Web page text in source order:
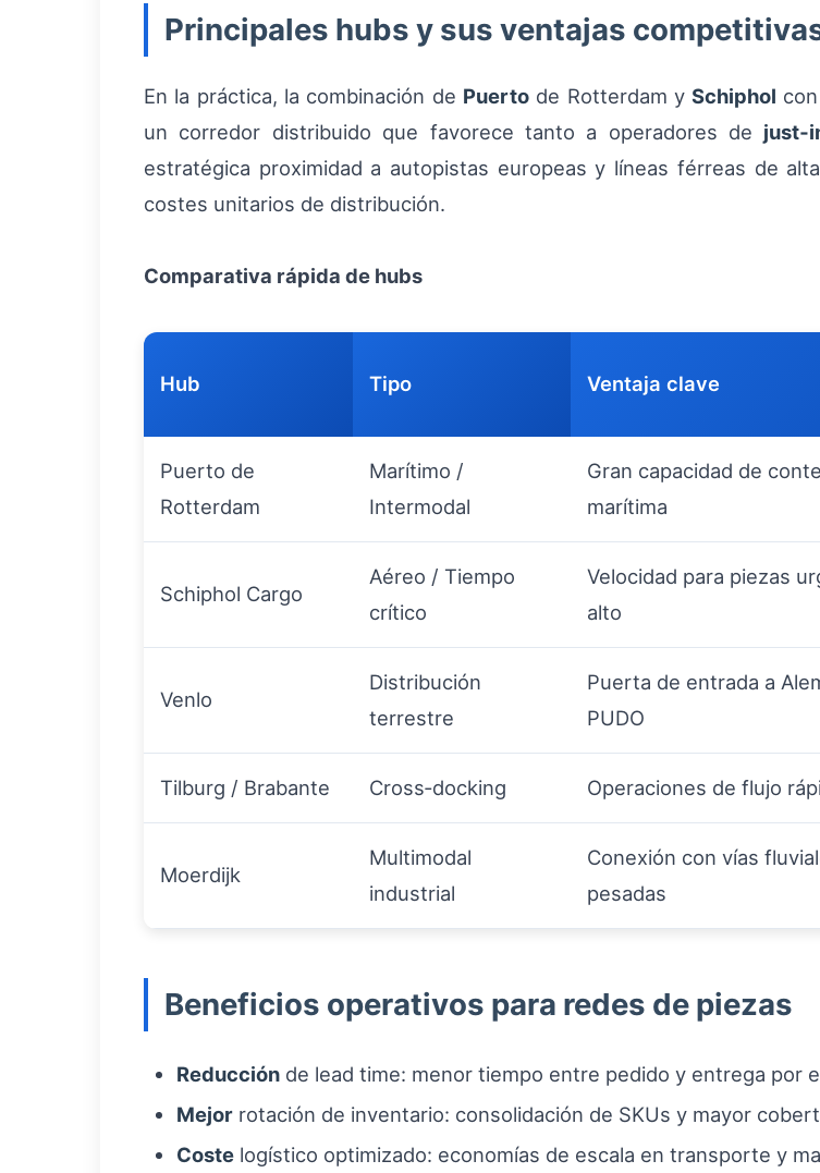
Principales hubs y sus ventajas
En la práctica, la combinación de Puertode Rotterdam ySchiphol
un corredor distribuido que favorece tanto a operadores de
estratégica proximidad a autopistas europeas y líneas férreas de
costes unitarios de distribución.
Comparativa rápida de hubs
Hub Tipo Ventaja clave
Puerto de
Rotterdam
Marítimo /
Intermodal
Gran capacidad de
marítima
Schiphol Cargo
Aéreo / Tiempo
crítico
Velocidad para piezas
alto
Venlo
Distribución
terrestre
Puerta de entrada a
PUDO
Tilburg / Brabante Cross‑docking Operaciones de flujo
Moerdijk
Multimodal
industrial
Conexión con vías
pesadas
Beneficios operativos para redes de piezas
Reducción de lead time: menor tiempo entre pedido y entrega por
Mejor rotación de inventario: consolidación de SKUs y mayor
Coste logístico optimizado: economías de escala en transporte y